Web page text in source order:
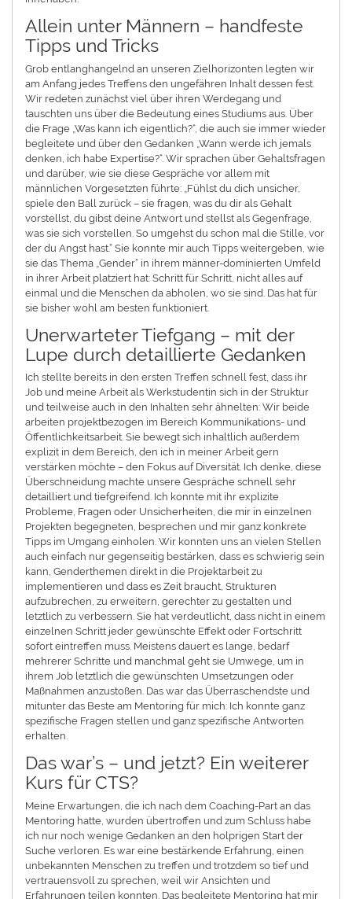
Allein unter Männern – handfeste
Tipps und Tricks
Grob entlanghangelnd an unseren Zielhorizonten legten wir
am Anfang jedes Treffens den ungefähren Inhalt dessen fest.
Wir redeten zunächst viel über ihren Werdegang und
tauschten uns über die Bedeutung eines Studiums aus. Über
die Frage „Was kann ich eigentlich?“, die auch sie immer wieder
begleitete und über den Gedanken „Wann werde ich jemals
denken, ich habe Expertise?“. Wir sprachen über Gehaltsfragen
und darüber, wie sie diese Gespräche vor allem mit
männlichen Vorgesetzten führte: „Fühlst du dich unsicher,
spiele den Ball zurück – sie fragen, was du dir als Gehalt
vorstellst, du gibst deine Antwort und stellst als Gegenfrage,
was sie sich vorstellen. So umgehst du schon mal die Stille, vor
der du Angst hast.“ Sie konnte mir auch Tipps weitergeben, wie
sie das Thema „Gender“ in ihrem männer-dominierten Umfeld
in ihrer Arbeit platziert hat: Schritt für Schritt, nicht alles auf
einmal und die Menschen da abholen, wo sie sind. Das hat für
sie bisher wohl am besten funktioniert.
Unerwarteter Tiefgang – mit der
Lupe durch detaillierte Gedanken
Ich stellte bereits in den ersten Treffen schnell fest, dass ihr
Job und meine Arbeit als Werkstudentin sich in der Struktur
und teilweise auch in den Inhalten sehr ähnelten: Wir beide
arbeiten projektbezogen im Bereich Kommunikations- und
Öffentlichkeitsarbeit. Sie bewegt sich inhaltlich außerdem
explizit in dem Bereich, den ich in meiner Arbeit gern
verstärken möchte – den Fokus auf Diversität. Ich denke, diese
Überschneidung machte unsere Gespräche schnell sehr
detailliert und tiefgreifend. Ich konnte mit ihr explizite
Probleme, Fragen oder Unsicherheiten, die mir in einzelnen
Projekten begegneten, besprechen und mir ganz konkrete
Tipps im Umgang einholen. Wir konnten uns an vielen Stellen
auch einfach nur gegenseitig bestärken, dass es schwierig sein
kann, Genderthemen direkt in die Projektarbeit zu
implementieren und dass es Zeit braucht, Strukturen
aufzubrechen, zu erweitern, gerechter zu gestalten und
letztlich zu verbessern. Sie hat verdeutlicht, dass nicht in einem
einzelnen Schritt jeder gewünschte Effekt oder Fortschritt
sofort eintreffen muss. Meistens dauert es lange, bedarf
mehrerer Schritte und manchmal geht sie Umwege, um in
ihrem Job letztlich die gewünschten Umsetzungen oder
Maßnahmen anzustoßen. Das war das Überraschendste und
mitunter das Beste am Mentoring für mich: Ich konnte ganz
spezifische Fragen stellen und ganz spezifische Antworten
erhalten.
Das war’s – und jetzt? Ein weiterer
Kurs für CTS?
Meine Erwartungen, die ich nach dem Coaching-Part an das
Mentoring hatte, wurden übertroffen und zum Schluss habe
ich nur noch wenige Gedanken an den holprigen Start der
Suche verloren. Es war eine bestärkende Erfahrung, einen
unbekannten Menschen zu treffen und trotzdem so tief und
vertrauensvoll zu sprechen, weil wir Ansichten und
Erfahrungen teilen konnten. Das begleitete Mentoring hat mir